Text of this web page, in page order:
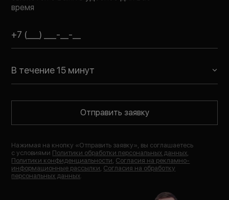
время
В течение 15 минут
Отправить заявку
Нажимая на кнопку «Отправить заявку», вы соглашаетесь
с условиями Политики обработки персональных данных
Политики конфиденциальности Согласия на рекламно-
информационные рассылки Согласия на обработку
персональных данных